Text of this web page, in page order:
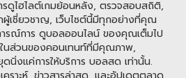
ดูไฮไลต์เกมย้อนหลัง, ตรวจสอบสถิติ,
ผู้เชี่ยวชาญ, เว็บไซต์นี้มีทุกอย่างที่คุณ
ารณ์การ ดูบอลออนไลน์ ของคุณเต็มไป
นส่วนของคอนเทนท์ที่มีคุณภาพ,
นิ่งแค่การให้บริการ บอลสด เท่านั้น.